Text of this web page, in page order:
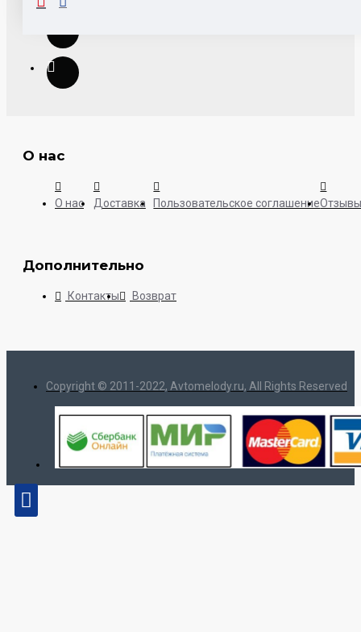
О нас
О нас Доставка Пользовательское соглашение
Дополнительно
Контакты Возврат
Copyright © 2011-2022, Avtomelody.ru, All Rights Reserved